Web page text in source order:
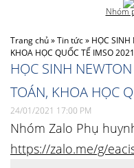
Trang chủ»Tin tức» HỌC SINH
KHOA HỌC QUỐC TẾ IMSO 2021
HỌC SINH
TOÁN, KHOA HỌC
24/01/2021 17:00 PM
Nhóm Zalo Phụ
https://zalo.me/g/
Nhóm